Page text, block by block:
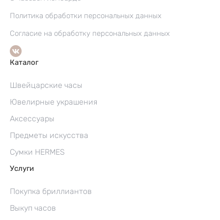
Политика обработки персональных данных
Согласие на обработку персональных данных
Каталог
Швейцарские часы
Ювелирные украшения
Аксессуары
Предметы искусства
Сумки HERMES
Услуги
Покупка бриллиантов
Выкуп часов